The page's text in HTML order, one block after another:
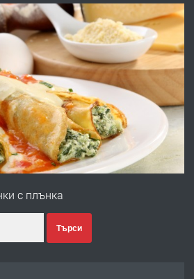
В ЦЕНТЪРА НА ГР.
преди 5 дни
гараж под наем
преди 5 дни
Магазин/Офис под наем в кв.
градина!
с плънка
Търси